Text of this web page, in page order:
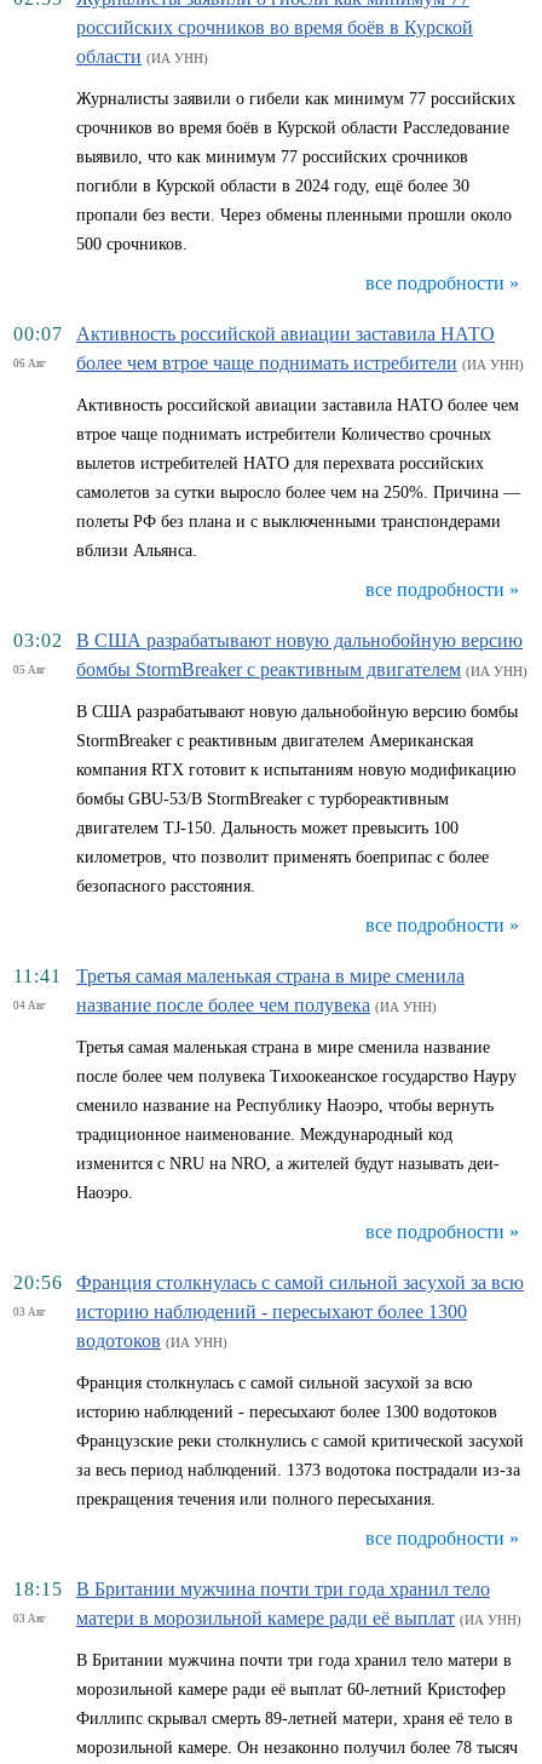
российских срочников во время боёв в Курской
области (ИА УНН)
Журналисты заявили о гибели как минимум 77 российских
срочников во время боёв в Курской области Расследование
выявило, что как минимум 77 российских срочников
погибли в Курской области в 2024 году, ещё более 30
пропали без вести. Через обмены пленными прошли около
500 срочников.
все подробности »
00:07
06 Авг
Активность российской авиации заставила НАТО
более чем втрое чаще поднимать истребители (ИА УНН)
Активность российской авиации заставила НАТО более чем
втрое чаще поднимать истребители Количество срочных
вылетов истребителей НАТО для перехвата российских
самолетов за сутки выросло более чем на 250%. Причина —
полеты РФ без плана и с выключенными транспондерами
вблизи Альянса.
все подробности »
03:02
05 Авг
В США разрабатывают новую дальнобойную версию
бомбы StormBreaker с реактивным двигателем (ИА УНН)
В США разрабатывают новую дальнобойную версию бомбы
StormBreaker с реактивным двигателем Американская
компания RTX готовит к испытаниям новую модификацию
бомбы GBU-53/B StormBreaker с турбореактивным
двигателем TJ-150. Дальность может превысить 100
километров, что позволит применять боеприпас с более
безопасного расстояния.
все подробности »
11:41
04 Авг
Третья самая маленькая страна в мире сменила
название после более чем полувека (ИА УНН)
Третья самая маленькая страна в мире сменила название
после более чем полувека Тихоокеанское государство Науру
сменило название на Республику Наоэро, чтобы вернуть
традиционное наименование. Международный код
изменится с NRU на NRO, а жителей будут называть деи-
Наоэро.
все подробности »
20:56
03 Авг
Франция столкнулась с самой сильной засухой за всю
историю наблюдений - пересыхают более 1300
водотоков (ИА УНН)
Франция столкнулась с самой сильной засухой за всю
историю наблюдений - пересыхают более 1300 водотоков
Французские реки столкнулись с самой критической засухой
за весь период наблюдений. 1373 водотока пострадали из-за
прекращения течения или полного пересыхания.
все подробности »
18:15
03 Авг
В Британии мужчина почти три года хранил тело
матери в морозильной камере ради её выплат (ИА УНН)
В Британии мужчина почти три года хранил тело матери в
морозильной камере ради её выплат 60-летний Кристофер
Филлипс скрывал смерть 89-летней матери, храня её тело в
морозильной камере. Он незаконно получил более 78 тысяч